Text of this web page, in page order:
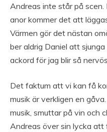
Andreas inte står på
anor kommer det att
Värmen gör det nästan
ber aldrig Daniel att
ackord för jag blir så
Det faktum att vi kan få
musik är verkligen en
musik, smuttar på vin och
Andreas över sin lycka